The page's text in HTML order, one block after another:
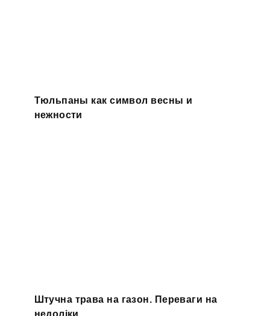
Тюльпаны как символ весны и
нежности
Штучна трава на газон. Переваги на
недоліки